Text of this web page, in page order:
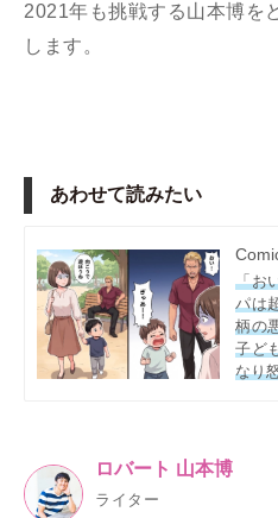
2021年も挑戦する山本博を
します。
あわせて読みたい
「お
パは
柄の
子ど
なり
ロバート 山本博
ライター